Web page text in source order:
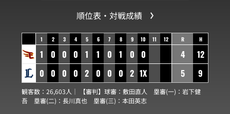
順位表・対戦成績
1 2 3 4 5 6 7 8 9 10 11 12
1 0 0 0 1 1 0 1 0 0
0 0 0 0 2 0 0 0 2 1X
R H
4
12
5
9
観客数：26,603人｜ 【審判】球審： 敷田直人 塁審(一)： 岩下健
吾 塁審(二)： 長川真也 塁審(三)： 本田英志